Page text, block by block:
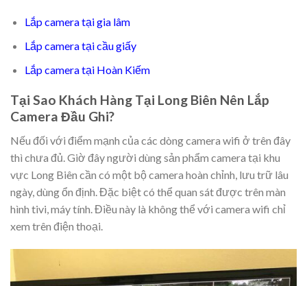
Lắp camera tại gia lâm
Lắp camera tại cầu giấy
Lắp camera tại Hoàn Kiếm
Tại Sao Khách Hàng Tại Long Biên Nên Lắp
Camera Đầu Ghi?
Nếu đối với điểm mạnh của các dòng camera wifi ở trên đây
thì chưa đủ. Giờ đây người dùng sản phẩm camera tại khu
vực Long Biên cần có một bộ camera hoàn chỉnh, lưu trữ lâu
ngày, dùng ổn định. Đặc biệt có thể quan sát được trên màn
hình tivi, máy tính. Điều này là không thể với camera wifi chỉ
xem trên điện thoại.